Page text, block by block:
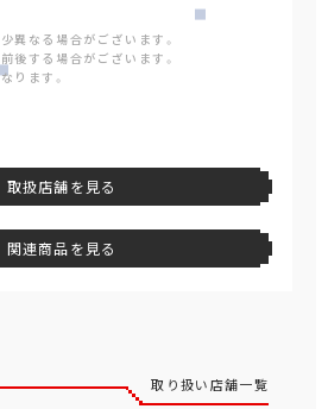
異なる場合がございます。
後する場合がございます。
ります。
取扱店舗を見る
関連商品を見る
取り扱い店舗一覧